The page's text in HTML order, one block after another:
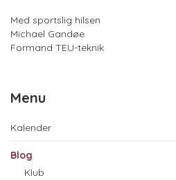
Med sportslig hilsen
Michael Gandøe
Formand TEU-teknik
Menu
Kalender
Blog
Klub